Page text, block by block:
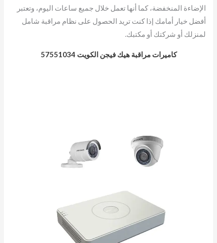
الإضاءة المنخفضة، كما أنها تعمل خلال جميع ساعات اليوم، وتعتبر
أفضل خيار أمامك إذا كنت تريد الحصول على نظام مراقبة شامل
لمنزلك أو شركتك أو مكتبك.
كاميرات مراقبة هيك فيجن الكويت 57551034